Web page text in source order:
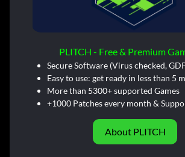
PLITCH - Free & Premium
Secure Software (Virus checked,
Easy to use: get ready in less than 5
More than 5300+ supported Games
+1000 Patches every month &
About PLITCH